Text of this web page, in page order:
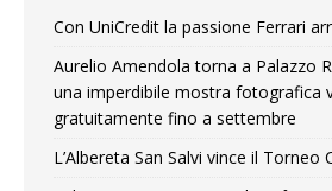
Con UniCredit la passione Ferrari
Aurelio Amendola torna a Palazzo
una imperdibile mostra fotografica
gratuitamente fino a settembre
L’Albereta San Salvi vince il Torneo